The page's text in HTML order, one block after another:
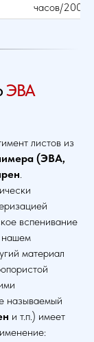
часов/200
ЭВА
листов из
(ЭВА,
.
вспенивание
нашем
материал
называемый
и т.п.) имеет